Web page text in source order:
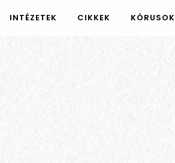
INTÉZETEK CIKKEK KÓRUSOK